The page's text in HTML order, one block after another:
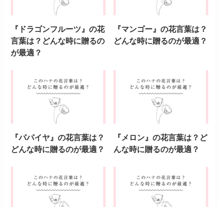
『ドラゴンフルーツ』の花
言葉は？どんな時に贈るの
が最適？
『マンゴー』の花言葉は？
どんな時に贈るのが最適？
『パパイヤ』の花言葉は？
どんな時に贈るのが最適？
『メロン』の花言葉は？ど
んな時に贈るのが最適？